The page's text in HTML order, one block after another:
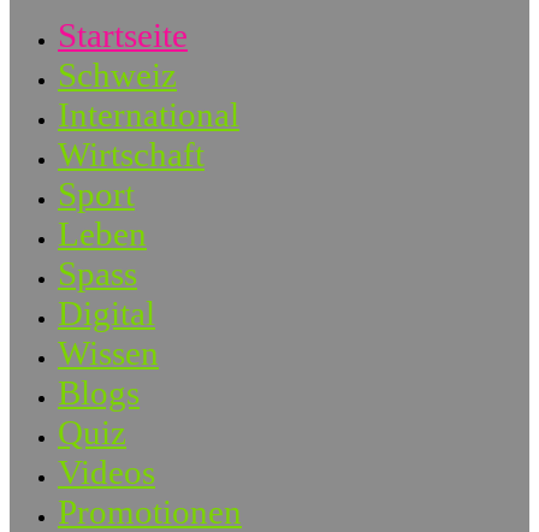
Startseite
Schweiz
International
Wirtschaft
Sport
Leben
Spass
Digital
Wissen
Blogs
Quiz
Videos
Promotionen